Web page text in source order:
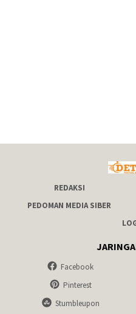
REDAKSI
PEDOMAN MEDIA SIBER
Facebook
Pinterest
Stumbleupon